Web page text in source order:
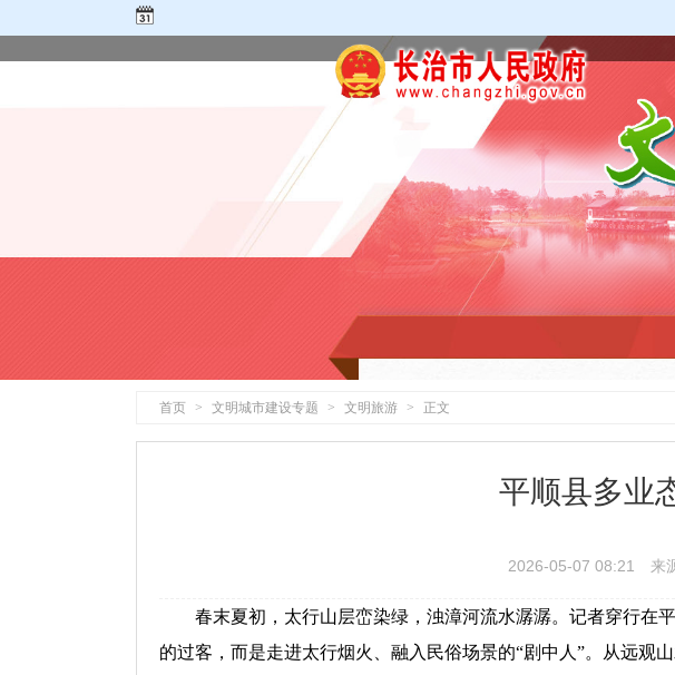
首页 > 文明城市建设专题 > 文明旅游 > 正文
平顺县多业
2026-05-07 08:21 来
春末夏初，太行山层峦染绿，浊漳河流水潺潺。记者穿行在
的过客，而是走进太行烟火、融入民俗场景的“剧中人”。从远观